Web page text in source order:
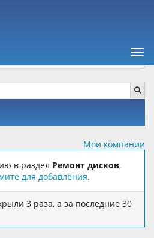
Мои компании
в раздел Ремонт дисков,
для добавления.
3 раза, а за последние 30